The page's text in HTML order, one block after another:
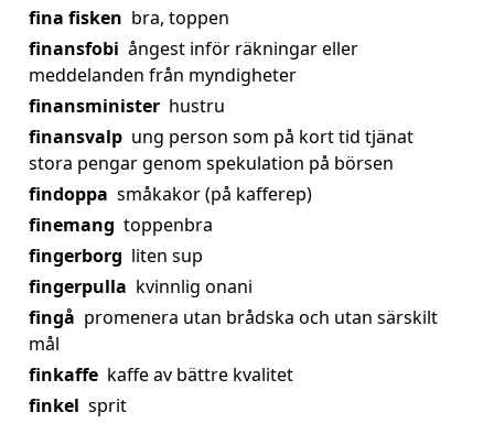
fina fisken bra, toppen
finansfobi ångest inför räkningar eller
meddelanden från myndigheter
finansminister hustru
finansvalp ung person som på kort tid tjänat
stora pengar genom spekulation på börsen
findoppa småkakor (på kafferep)
finemang toppenbra
fingerborg liten sup
fingerpulla kvinnlig onani
fingå promenera utan brådska och utan särskilt
mål
finkaffe kaffe av bättre kvalitet
finkel sprit